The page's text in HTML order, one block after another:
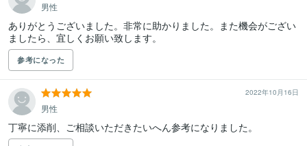
男性
ありがとうございました。非常に助かりました。また機会がござい
ましたら、宜しくお願い致します。
参考になった
2022年10月16日
男性
丁寧に添削、ご相談いただきたいへん参考になりました。